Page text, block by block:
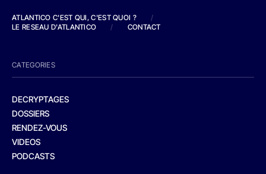
ATLANTICO C'EST QUI, C'EST QUOI ?
/
LE RESEAU D'ATLANTICO
/ CONTACT
CATEGORIES
DECRYPTAGES
DOSSIERS
RENDEZ-VOUS
VIDEOS
PODCASTS